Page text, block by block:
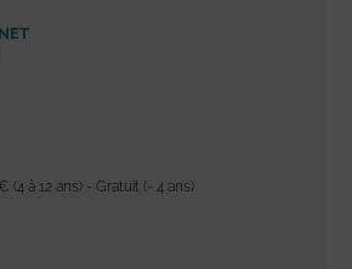
(4 à 12 ans) - Gratuit (- 4 ans)